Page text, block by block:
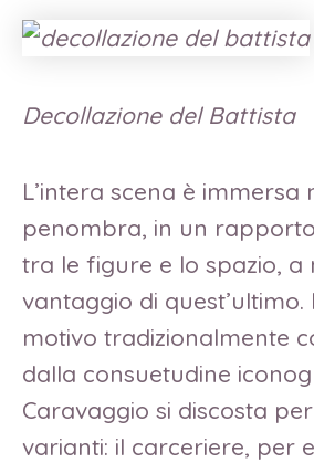
Decollazione del Battista
L’intera scena è immersa
penombra, in un
tra le figure e lo spazio, a
vantaggio di quest’ultimo.
motivo tradizionalmente
dalla consuetudine
Caravaggio si discosta
varianti: il carceriere, per